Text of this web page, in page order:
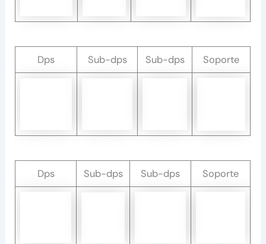
Dps Sub-dps Sub-dps Soporte
Dps Sub-dps Sub-dps Soporte